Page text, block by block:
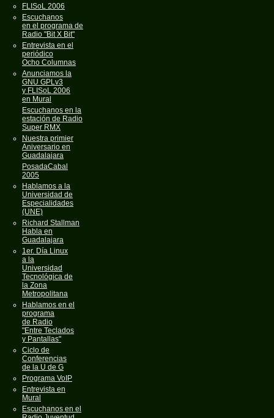
FLISoL 2006
Escuchanos
en el programa de
Radio "Bit X Bit"
Entrevista en el
periódico
Ocho Columnas
Anunciamos la
GNU GPLv3
y FLISoL 2006
en Mural
Escuchanos en la
estación de Radio
Super RMX
Nuestra primier
Aniversario en
Guadalajara
PosadaCabal
2005
Hablamos a la
Universidad de
Especialidades
(UNE)
Richard Stallman
Habla en
Guadalajara
1er. Día Linux
a la
Universidad
Tecnológica de
la Zona
Metropolitana
Hablamos en el
programa
de Radio
"Entre Teclados
y Pantallas"
Ciclo de
Conferencias
de la U de G
Programa VoIP
Entrevista en
Mural
Escuchanos en el